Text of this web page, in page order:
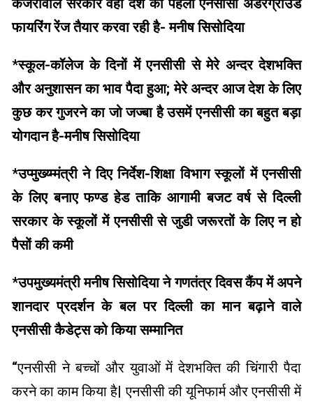
केजरीवाल सरकार वहां देश का पहला एनसीसी अंडरग्राउंड
फायरिंग रेंज तैयार करवा रही है- मनीष सिसोदिया
*स्कूल-कॉलेज के दिनों में एनसीसी से मेरे अन्दर देशभक्ति
और अनुशासन का भाव पैदा हुआ; मेरे अन्दर आज देश के लिए
कुछ कर गुजरने का जो जज्बा है उसमें एनसीसी का बहुत बड़ा
योगदान है-मनीष सिसोदिया
*उप्मुख्य्म्मंत्री ने दिए निर्देश-शिक्षा विभाग स्कूलों में एनसीसी
के लिए बनाए फण्ड हेड ताकि आगामी बजट वर्ष से दिल्ली
सरकार के स्कूलों में एनसीसी से जुडी जरूरतों के लिए न हो
पैसों की कमी
*उपमुख्यमंत्री मनीष सिसोदिया ने गणतंत्र दिवस कैंप में अपने
शानदार प्रदर्शन के बल पर दिल्ली का मान बढ़ाने वाले
एनसीसी कैडेट्स को किया सम्मानित
“एनसीसी ने बच्चों और युवाओं में देशभक्ति की चिंगारी पैदा
करने का काम किया है| एनसीसी की यूनिफार्म और एनसीसी में